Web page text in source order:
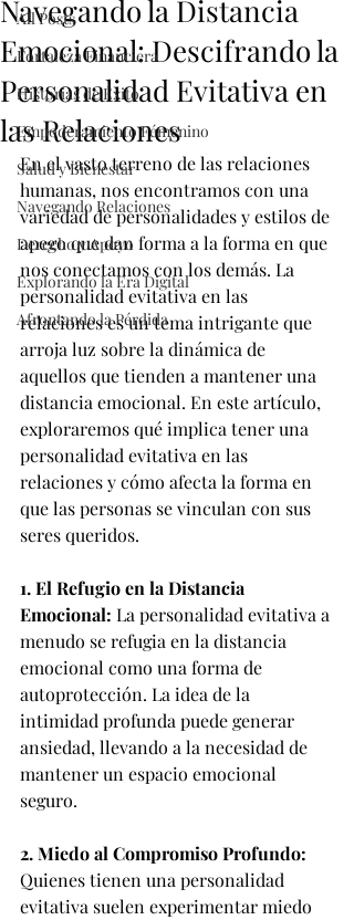
All Posts
Fortaleza Financiera
Historias de Éxito
Empoderamiento Fémenino
Salud y Bienestar
Navegando Relaciones
Derecho y Apoyo
Explorando la Era Digital
Afrontando la Pérdida
Navegando la Distancia
Emocional: Descifrando la
Personalidad Evitativa en
las Relaciones
En el vasto terreno de las relaciones
humanas, nos encontramos con una
variedad de personalidades y estilos de
apego que dan forma a la forma en que
nos conectamos con los demás. La
personalidad evitativa en las
relaciones es un tema intrigante que
arroja luz sobre la dinámica de
aquellos que tienden a mantener una
distancia emocional. En este artículo,
exploraremos qué implica tener una
personalidad evitativa en las
relaciones y cómo afecta la forma en
que las personas se vinculan con sus
seres queridos.
1. El Refugio en la Distancia
Emocional: La personalidad evitativa a
menudo se refugia en la distancia
emocional como una forma de
autoprotección. La idea de la
intimidad profunda puede generar
ansiedad, llevando a la necesidad de
mantener un espacio emocional
seguro.
2. Miedo al Compromiso Profundo:
Quienes tienen una personalidad
evitativa suelen experimentar miedo